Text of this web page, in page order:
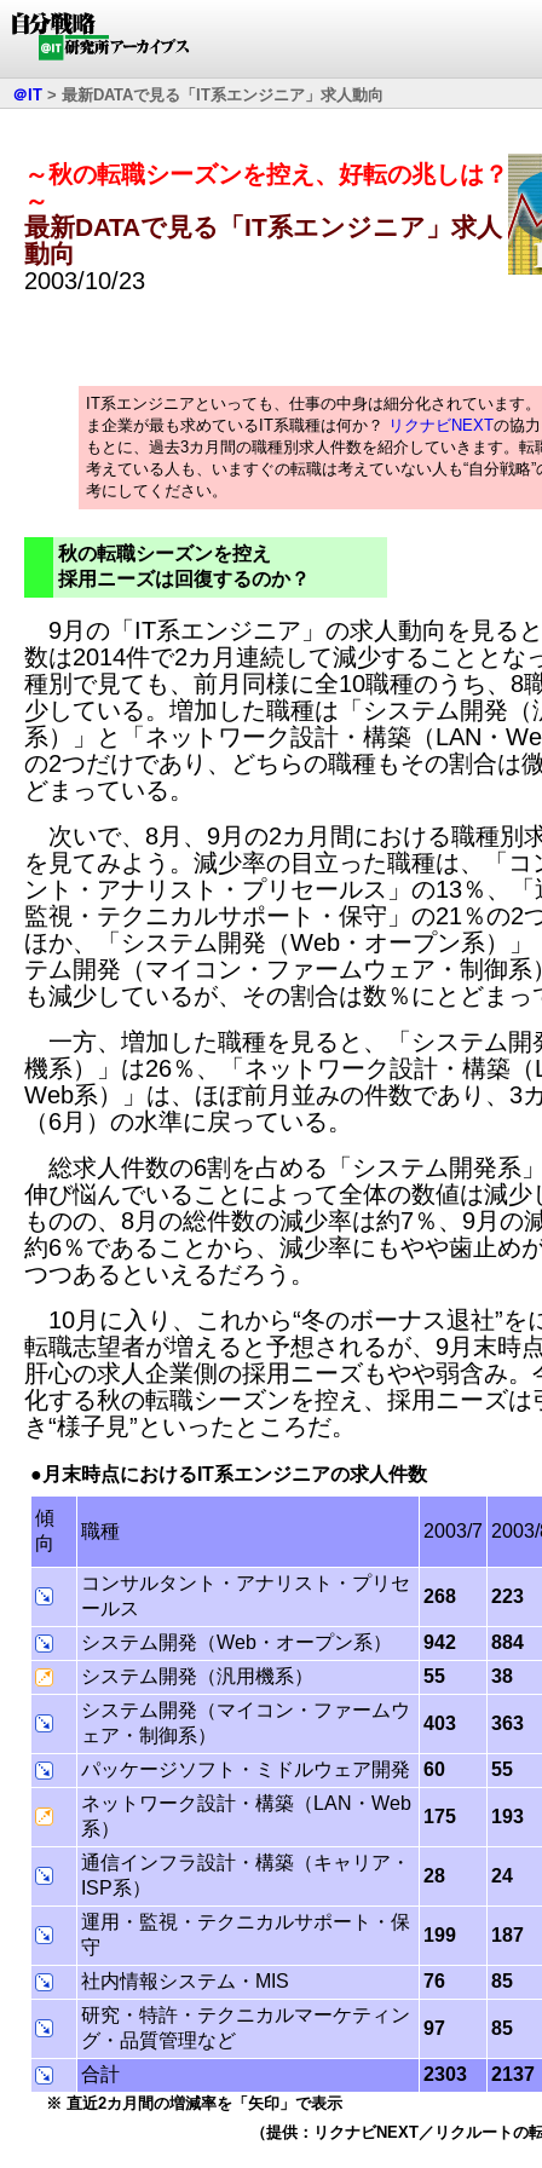
＠IT > 最新DATAで見る「IT系エンジニア」求人動向
～秋の転職シーズンを控え、好転の兆しは？
～
最新DATAで見る「IT系エンジニア」求人
動向
2003/10/23
IT系エンジニアといっても、仕事の中身は細分化されています
ま企業が最も求めているIT系職種は何か？
リクナビNEXTの協
もとに、過去3カ月間の職種別求人件数を紹介していきます。転
考えている人も、いますぐの転職は考えていない人も“自分戦略”
考にしてください。
秋の転職シーズンを控え
採用ニーズは回復するのか？
9月の「IT系エンジニア」の求人動向を見る
数は2014件で2カ月連続して減少することとな
種別で見ても、前月同様に全10職種のうち、8
少している。増加した職種は「システム開発（
系）」と「ネットワーク設計・構築（LAN・
の2つだけであり、どちらの職種もその割合は
どまっている。
次いで、8月、9月の2カ月間における職種別
を見てみよう。減少率の目立った職種は、「コ
ント・アナリスト・プリセールス」の13％、「
監視・テクニカルサポート・保守」の21％の2
ほか、「システム開発（Web・オープン系）」
テム開発（マイコン・ファームウェア・制御系
も減少しているが、その割合は数％にとどまっ
一方、増加した職種を見ると、「システム開
機系）」は26％、「ネットワーク設計・構築（
Web系）」は、ほぼ前月並みの件数であり、3
（6月）の水準に戻っている。
総求人件数の6割を占める「システム開発系
伸び悩んでいることによって全体の数値は減少
ものの、8月の総件数の減少率は約7％、9月の
約6％であることから、減少率にもやや歯止め
つつあるといえるだろう。
10月に入り、これから“冬のボーナス退社”を
転職志望者が増えると予想されるが、9月末時
肝心の求人企業側の採用ニーズもやや弱含み。
化する秋の転職シーズンを控え、採用ニーズは
き“様子見”といったところだ。
● 月末時点におけるIT系エンジニアの求人件数
傾
向
職種 2003/7
コンサルタント・アナリスト・プリセ
ールス
268 223
システム開発（Web・オープン系） 942
884
システム開発（汎用機系）
55
38
システム開発（マイコン・ファームウ
ェア・制御系）
403 363
パッケージソフト・ミドルウェア開発 60
55
ネットワーク設計・構築（LAN・Web
系）
175 193
通信インフラ設計・構築（キャリア・
ISP系）
28 24
運用・監視・テクニカルサポート・保
守
199 187
社内情報システム・MIS 76
85
研究・特許・テクニカルマーケティン
グ・品質管理など
97 85
合計 2303 2137
※ 直近2カ月間の増減率を「矢印」で表示
（提供：リクナビNEXT／リクルートの